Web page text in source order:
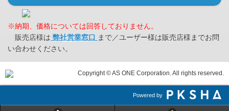
※納期、価格については回答しておりません。
販売店様は 弊社営業窓口 まで／ユーザー様は販売店様までお問
い合わせください。
Copyright © AS ONE Corporation. All rights reserved.
Powered by